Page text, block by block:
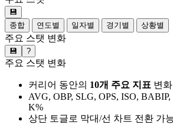
💾
종합
연도별 일자별 경기별 상황별
주요 스탯 변화
💾 ?
주요 스탯 변화
커리어 동안의 10개 주요 지표 변
AVG, OBP, SLG, OPS, ISO,
K%
상단 토글로 막대/선 차트 전환 가